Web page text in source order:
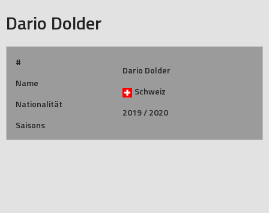
Dario Dolder
#
Name
Dario Dolder
Nationalität
Schweiz
Saisons
2019 / 2020